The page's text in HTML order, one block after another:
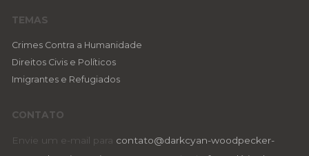
TEMAS
Crimes Contra a Humanidade
Direitos Civis e Políticos
Imigrantes e Refugiados
CONTATO
Envie um e-mail para contato@darkcyan-woodpecker-